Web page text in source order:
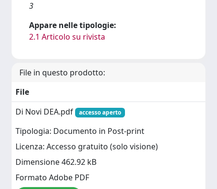
3
Appare nelle tipologie:
2.1 Articolo su rivista
File in questo prodotto:
File
Di Novi DEA.pdf
accesso aperto
Tipologia: Documento in Post-print
Licenza: Accesso gratuito (solo visione)
Dimensione 462.92 kB
Formato Adobe PDF